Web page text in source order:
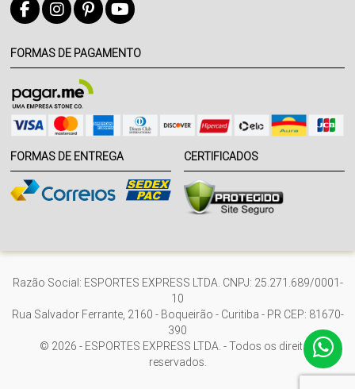
FORMAS DE PAGAMENTO
FORMAS DE ENTREGA CERTIFICADOS
Razão Social: ESPORTES EXPRESS LTDA. CNPJ: 25.271.689/0001-
10
Rua Salvador Ferrante, 2160 - Boqueirão - Curitiba - PR CEP: 81670-
390
© 2026 - ESPORTES EXPRESS LTDA. - Todos os direitos
reservados.